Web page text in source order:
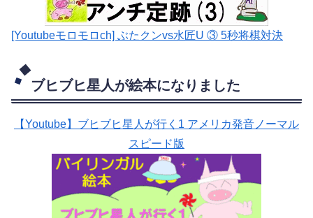
[Youtubeモロモロch] ぶたクンvs水匠U ③ 5秒将棋対決
ブヒブヒ星人が絵本になりました
【Youtube】ブヒブヒ星人が行く1 アメリカ発音ノーマル
スピード版